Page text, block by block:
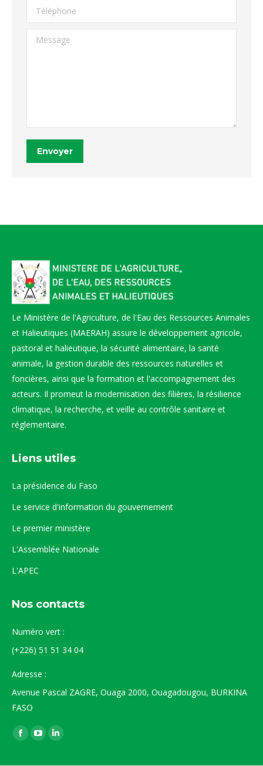
Téléphone
Message
Envoyer
Le Ministère de l'Agriculture, de l'Eau des Ressources Animales
et Halieutiques (MAERAH) assure le développement agricole,
pastoral et halieutique, la sécurité alimentaire, la santé
animale, la gestion durable des ressources naturelles et
foncières, ainsi que la formation et l'accompagnement des
acteurs. Il promeut la modernisation des filières, la résilience
climatique, la recherche, et veille au contrôle sanitaire et
réglementaire.
Liens utiles
La présidence du Faso
Le service d'information du gouvernement
Le premier ministère
L'Assemblée Nationale
L'APEC
Nos contacts
Numéro vert :
(+226) 51 51 34 04
Adresse :
Avenue Pascal ZAGRE, Ouaga 2000, Ouagadougou, BURKINA
FASO
Trouvez nous sur :
La
La
La